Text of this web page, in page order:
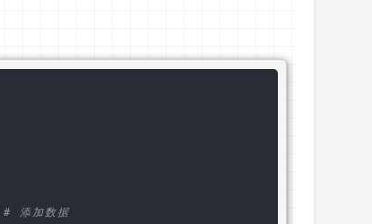
# 添加数据